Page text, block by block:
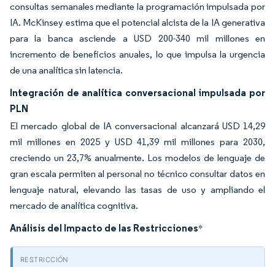
consultas semanales mediante la programación impulsada por
IA. McKinsey estima que el potencial alcista de la IA generativa
para la banca asciende a USD 200-340 mil millones en
incremento de beneficios anuales, lo que impulsa la urgencia
de una analítica sin latencia.
Integración de analítica conversacional impulsada por
PLN
El mercado global de IA conversacional alcanzará USD 14,29
mil millones en 2025 y USD 41,39 mil millones para 2030,
creciendo un 23,7% anualmente. Los modelos de lenguaje de
gran escala permiten al personal no técnico consultar datos en
lenguaje natural, elevando las tasas de uso y ampliando el
mercado de analítica cognitiva.
Análisis del Impacto de las Restricciones*